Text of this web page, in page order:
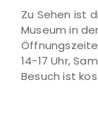
Zu Sehen ist
Museum in
14-17 Uhr,
Besuch ist